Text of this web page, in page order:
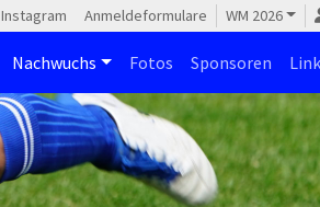
Instagram Anmeldeformulare WM 2026
Nachwuchs Fotos Sponsoren